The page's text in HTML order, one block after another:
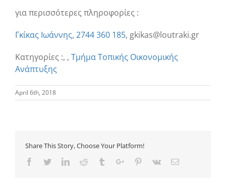
για περισσότερες πληροφορίες :
Γκίκας Ιωάννης, 2744 360 185, gkikas@loutraki.gr
Κατηγορίες :, , Τμήμα Τοπικής Οικονομικής
Ανάπτυξης
April 6th, 2018
Share This Story, Choose Your Platform!
Facebook
TwitterLinkedinReddit TumblrGoogle+Pinterest
Vk Email